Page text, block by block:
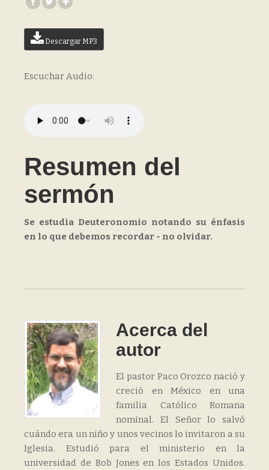
Descargar MP3
Escuchar Audio:
Resumen del
sermón
Se estudia Deuteronomio notando su énfasis
en lo que debemos recordar - no olvidar.
Acerca del
autor
El pastor Paco Orozco nació y
creció en México en una
familia Católico Romana
nominal. El Señor lo salvó
cuándo era un niño y unos vecinos lo invitaron a su
Iglesia. Estudió para el ministerio en la
universidad de Bob Jones en los Estados Unidos.